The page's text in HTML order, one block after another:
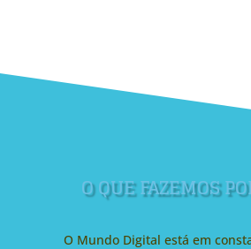
O QUE FAZEMOS
O Mundo Digital está em